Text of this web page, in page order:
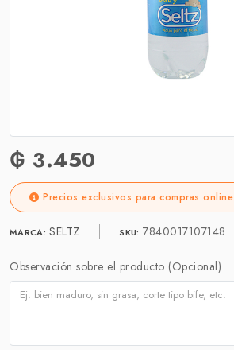
₲ 3.450
Precios exclusivos para compras online
MARCA: SELTZ SKU: 7840017107148
Observación sobre el producto (Opcional)